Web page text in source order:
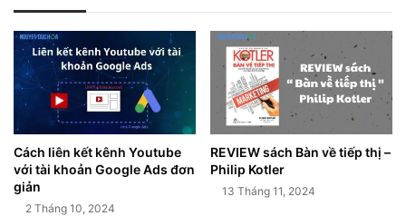
Cách liên kết kênh Youtube
với tài khoản Google Ads đơn
giản
2 Tháng 10, 2024
REVIEW sách Bàn về tiếp thị –
Philip Kotler
13 Tháng 11, 2024